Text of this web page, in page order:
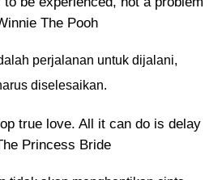
The Pooh
perjalanan untuk dijalani,
diselesaikan.
true love. All it can do is delay
Princess Bride